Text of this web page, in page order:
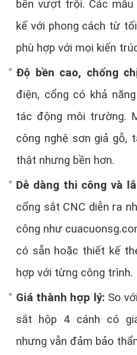
bền vượt trội. Các
kế với phong cách từ
phù hợp với mọi kiến
Độ bền cao, chống
điện, cổng có khả
tác động môi trường.
công nghệ sơn giả gỗ,
thật nhưng bền hơn.
Dễ dàng thi công và
cổng sắt CNC diễn ra
công như
có sẵn hoặc thiết kế
hợp với từng công trình.
Giá thành hợp lý: So
sắt hộp 4 cánh có
nhưng vẫn đảm bảo